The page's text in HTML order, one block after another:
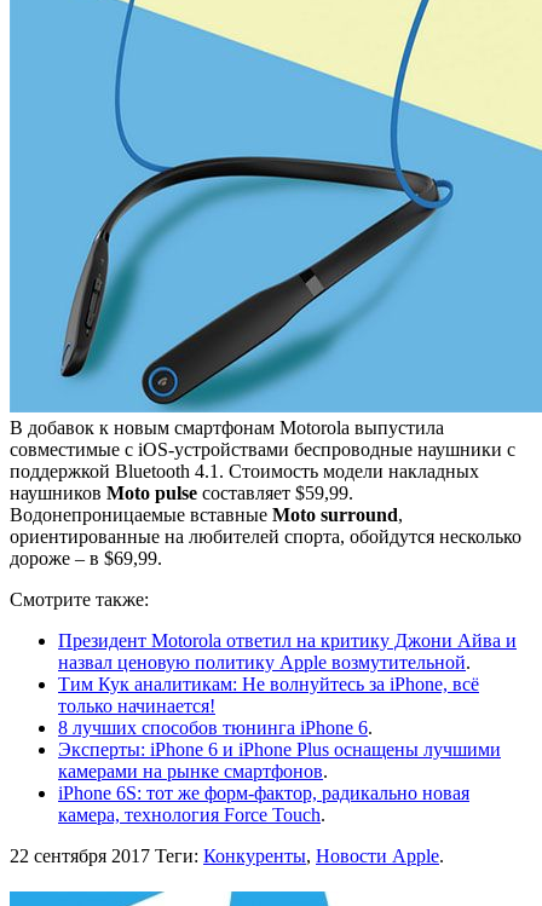
В добавок к новым смартфонам Motorola выпустила
совместимые с iOS-устройствами беспроводные наушники с
поддержкой Bluetooth 4.1. Стоимость модели накладных
наушников Moto pulse составляет $59,99.
Водонепроницаемые вставные Moto surround,
ориентированные на любителей спорта, обойдутся несколько
дороже – в $69,99.
Смотрите также:
Президент Motorola ответил на критику Джони Айва и
назвал ценовую политику Apple возмутительной.
Тим Кук аналитикам: Не волнуйтесь за iPhone, всё
только начинается!
8 лучших способов тюнинга iPhone 6.
Эксперты: iPhone 6 и iPhone Plus оснащены лучшими
камерами на рынке смартфонов.
iPhone 6S: тот же форм-фактор, радикально новая
камера, технология Force Touch.
22 сентября 2017 Теги: Конкуренты, Новости Apple.